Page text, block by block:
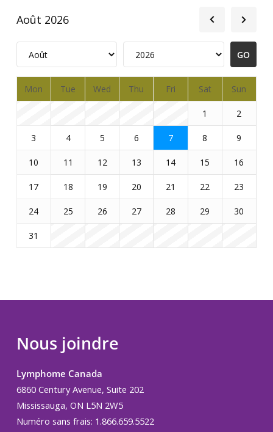
Août 2026
Mon Tue Wed Thu Fri Sat Sun
1 2
3 4 5 6 7 8 9
10 11 12 13 14 15 16
17 18 19 20 21 22 23
24 25 26 27 28 29 30
31
Nous joindre
Lymphome Canada
6860 Century Avenue, Suite 202
Mississauga, ON L5N 2W5
Numéro sans frais: 1.866.659.5522